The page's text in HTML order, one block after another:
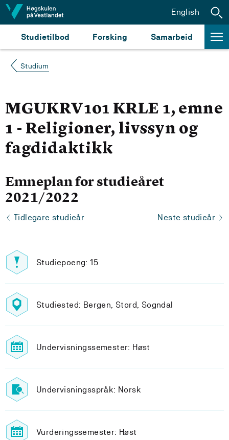
Hopp til innhald
Studietilbod Forsking Samarbeid
English
Studium
MGUKRV101 KRLE 1, emne
1 - Religioner, livssyn og
fagdidaktikk
Emneplan for studieåret
2021/2022
Tidlegare studieår Neste studieår
Studiepoeng: 15
Studiested: Bergen, Stord, Sogndal
Undervisningssemester: Høst
Undervisningsspråk: Norsk
Vurderingssemester: Høst